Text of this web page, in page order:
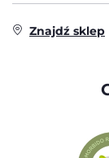
Znajdź sklep